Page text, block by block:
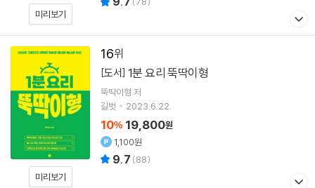
미리보기
16
미리보기
[도서] 1분 요리 뚝딱이형
뚝딱이형 저
길벗
2023.6.22.
10% 19,800원
1,100원
9.7 (88)